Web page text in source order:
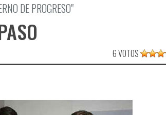
DE PROGRESO"
6 VOTOS